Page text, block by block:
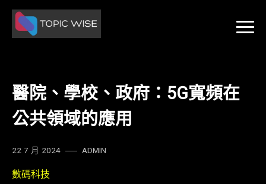
Skip
content
醫院、學校、政府：5G寬頻在
公共領域的應用
22 7 月 2024 ADMIN
數碼科技